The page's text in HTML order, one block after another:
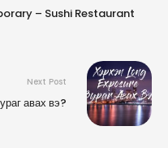
– Sushi Restaurant
Next Post
авах вэ?